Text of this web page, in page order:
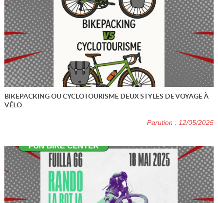
BIKEPACKING OU CYCLOTOURISME DEUX STYLES DE VOYAGE À
VÉLO
Parution : 12/05/2025